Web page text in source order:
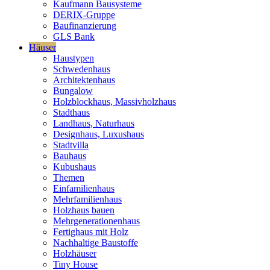
Kaufmann Bausysteme
DERIX-Gruppe
Baufinanzierung
GLS Bank
Häuser
Haustypen
Schwedenhaus
Architektenhaus
Bungalow
Holzblockhaus, Massivholzhaus
Stadthaus
Landhaus, Naturhaus
Designhaus, Luxushaus
Stadtvilla
Bauhaus
Kubushaus
Themen
Einfamilienhaus
Mehrfamilienhaus
Holzhaus bauen
Mehrgenerationenhaus
Fertighaus mit Holz
Nachhaltige Baustoffe
Holzhäuser
Tiny House